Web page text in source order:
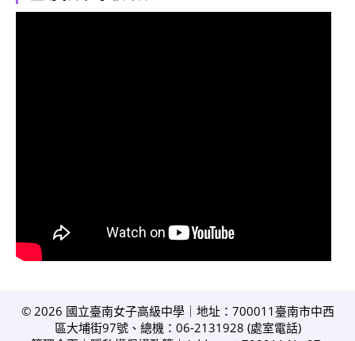
© 2026 國立臺南女子高級中學｜地址：700011臺南市中西
區大埔街97號、總機：06-2131928 (處室電話)